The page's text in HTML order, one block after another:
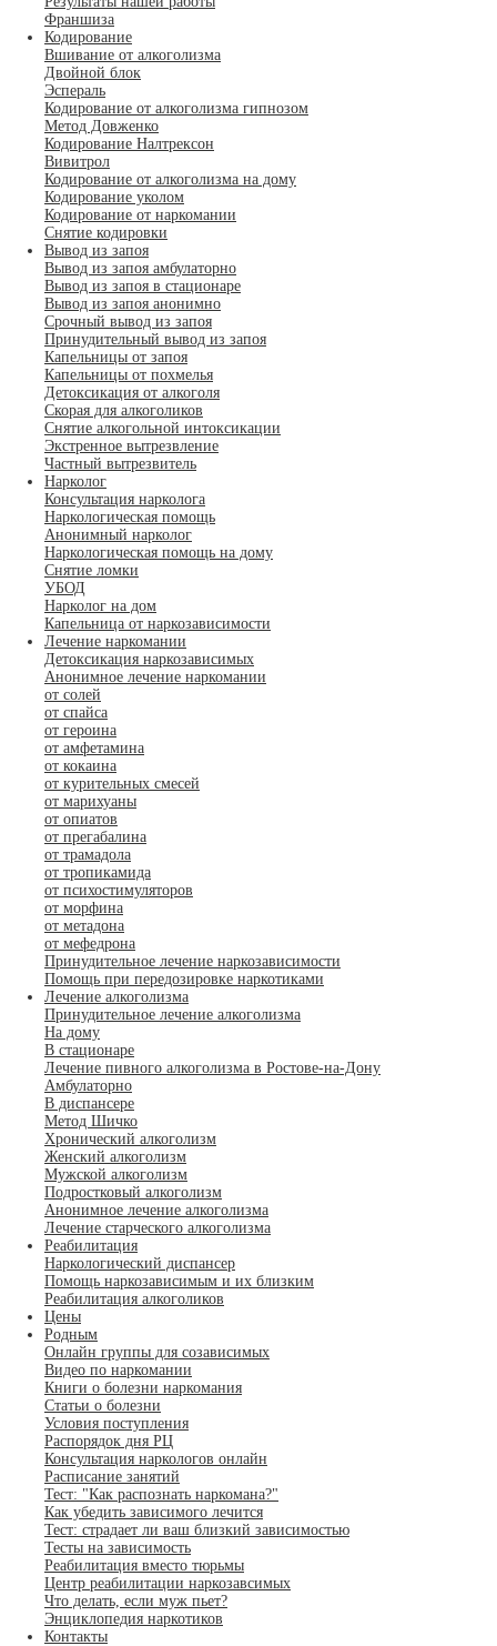
Франшиза
Кодирование
Вшивание от алкоголизма
Двойной блок
Эспераль
Кодирование от алкоголизма гипнозом
Метод Довженко
Кодирование Налтрексон
Вивитрол
Кодирование от алкоголизма на дому
Кодирование уколом
Кодирование от наркомании
Снятие кодировки
Вывод из запоя
Вывод из запоя амбулаторно
Вывод из запоя в стационаре
Вывод из запоя анонимно
Срочный вывод из запоя
Принудительный вывод из запоя
Капельницы от запоя
Капельницы от похмелья
Детоксикация от алкоголя
Скорая для алкоголиков
Снятие алкогольной интоксикации
Экстренное вытрезвление
Частный вытрезвитель
Нарколог
Консультация нарколога
Наркологическая помощь
Анонимный нарколог
Наркологическая помощь на дому
Снятие ломки
УБОД
Нарколог на дом
Капельница от наркозависимости
Лечение наркомании
Детоксикация наркозависимых
Анонимное лечение наркомании
от солей
от спайса
от героина
от амфетамина
от кокаина
от курительных смесей
от марихуаны
от опиатов
от прегабалина
от трамадола
от тропикамида
от психостимуляторов
от морфина
от метадона
от мефедрона
Принудительное лечение наркозависимости
Помощь при передозировке наркотиками
Лечение алкоголизма
Принудительное лечение алкоголизма
На дому
В стационаре
Лечение пивного алкоголизма в Ростове-на-Дону
Амбулаторно
В диспансере
Метод Шичко
Хронический алкоголизм
Женский алкоголизм
Мужской алкоголизм
Подростковый алкоголизм
Анонимное лечение алкоголизма
Лечение старческого алкоголизма
Реабилитация
Наркологический диспансер
Помощь наркозависимым и их близким
Реабилитация алкоголиков
Цены
Родным
Онлайн группы для созависимых
Видео по наркомании
Книги о болезни наркомания
Статьи о болезни
Условия поступления
Распорядок дня РЦ
Консультация наркологов онлайн
Расписание занятий
Тест: "Как распознать наркомана?"
Как убедить зависимого лечится
Тест: страдает ли ваш близкий зависимостью
Тесты на зависимость
Реабилитация вместо тюрьмы
Центр реабилитации наркозавсимых
Что делать, если муж пьет?
Энциклопедия наркотиков
Контакты